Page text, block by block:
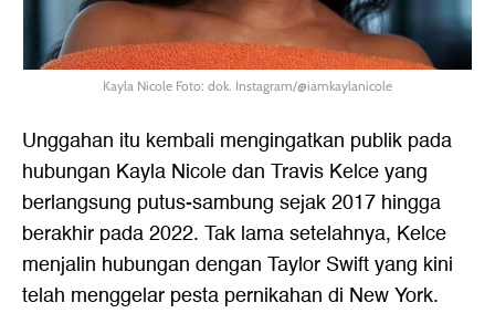
Kayla Nicole Foto: dok. Instagram/@iamkaylanicole
Unggahan itu kembali mengingatkan publik pada
hubungan Kayla Nicole dan Travis Kelce yang
berlangsung putus-sambung sejak 2017 hingga
berakhir pada 2022. Tak lama setelahnya, Kelce
menjalin hubungan dengan Taylor Swift yang kini
telah menggelar pesta pernikahan di New York.